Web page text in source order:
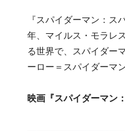
『スパイダーマン：
年、マイルス・モラレ
る世界で、スパイダー
ーロー＝スパイダーマ
映画『スパイダーマン